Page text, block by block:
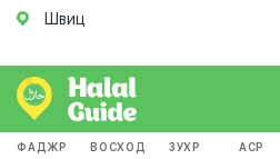
Швиц
ФАДЖР ВОСХОД ЗУХР АСР